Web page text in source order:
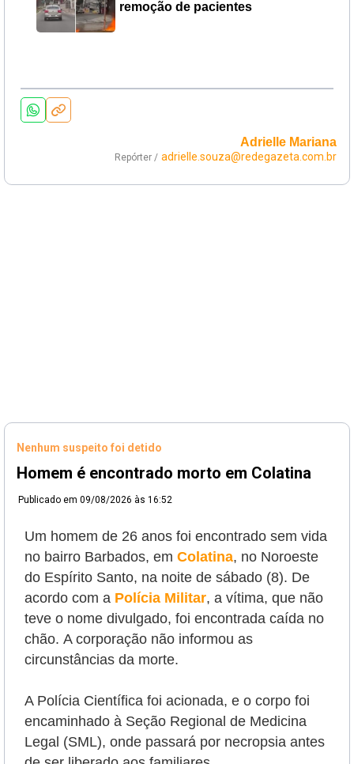
remoção de pacientes
Adrielle Mariana
Repórter / adrielle.souza@redegazeta.com.br
Nenhum suspeito foi detido
Homem é encontrado morto em Colatina
Publicado em 09/08/2026 às 16:52
Um homem de 26 anos foi encontrado sem vida
no bairro Barbados, em Colatina, no Noroeste
do Espírito Santo, na noite de sábado (8). De
acordo com a Polícia Militar, a vítima, que não
teve o nome divulgado, foi encontrada caída no
chão. A corporação não informou as
circunstâncias da morte.
A Polícia Científica foi acionada, e o corpo foi
encaminhado à Seção Regional de Medicina
Legal (SML), onde passará por necropsia antes